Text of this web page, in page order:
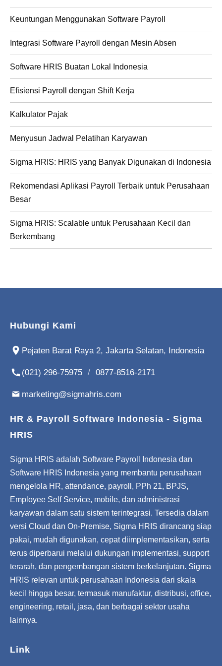
Keuntungan Menggunakan Software Payroll
Integrasi Software Payroll dengan Mesin Absen
Software HRIS Buatan Lokal Indonesia
Efisiensi Payroll dengan Shift Kerja
Kalkulator Pajak
Menyusun Jadwal Pelatihan Karyawan
Sigma HRIS: HRIS yang Banyak Digunakan di Indonesia
Rekomendasi Aplikasi Payroll Terbaik untuk Perusahaan
Besar
Sigma HRIS: Scalable untuk Perusahaan Kecil dan
Berkembang
Hubungi Kami
Pejaten Barat Raya 2, Jakarta Selatan, Indonesia
(021) 296-75975 / 0877-8516-2171
marketing@sigmahris.com
HR & Payroll Software Indonesia - Sigma
HRIS
Sigma HRIS adalah Software Payroll Indonesia dan
Software HRIS Indonesia yang membantu perusahaan
mengelola HR, attendance, payroll, PPh 21, BPJS,
Employee Self Service, mobile, dan administrasi
karyawan dalam satu sistem terintegrasi. Tersedia dalam
versi Cloud dan On-Premise, Sigma HRIS dirancang siap
pakai, mudah digunakan, cepat diimplementasikan, serta
terus diperbarui melalui dukungan implementasi, support
terarah, dan pengembangan sistem berkelanjutan. Sigma
HRIS relevan untuk perusahaan Indonesia dari skala
kecil hingga besar, termasuk manufaktur, distribusi, office,
engineering, retail, jasa, dan berbagai sektor usaha
lainnya.
Link